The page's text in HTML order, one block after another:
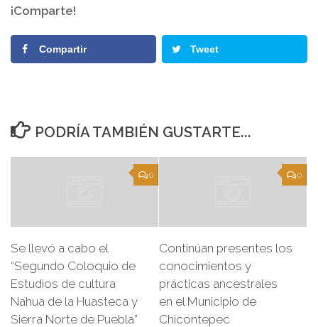
¡Comparte!
Compartir Tweet
PODRÍA TAMBIÉN GUSTARTE...
0
Se llevó a cabo el
“Segundo Coloquio de
Estudios de cultura
Nahua de la Huasteca y
Sierra Norte de Puebla”
0
Continúan presentes los
conocimientos y
prácticas ancestrales
en el Municipio de
Chicontepec